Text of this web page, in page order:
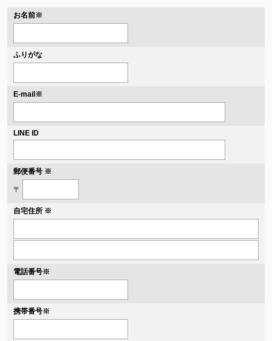
お名前※
ふりがな
E-mail ※
LINE ID
郵便番号 ※
〒
自宅住所 ※
電話番号※
携帯番号※